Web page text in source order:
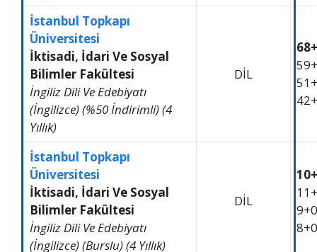
İstanbul Topkapı
Üniversitesi
İktisadi, İdari Ve Sosyal
Bilimler Fakültesi
İngiliz Dili Ve Edebiyatı
(İngilizce) (%50 İndirimli) (4
Yıllık)
DİL
İstanbul Topkapı
Üniversitesi
İktisadi, İdari Ve Sosyal
Bilimler Fakültesi
İngiliz Dili Ve Edebiyatı
(İngilizce) (Burslu) (4 Yıllık)
DİL
9+0
8+0